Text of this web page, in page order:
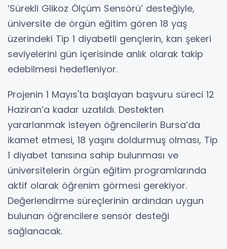
‘Sürekli Glikoz Ölçüm Sensörü’ desteğiyle,
üniversite de örgün eğitim gören 18 yaş
üzerindeki Tip 1 diyabetli gençlerin, kan şekeri
seviyelerini gün içerisinde anlık olarak takip
edebilmesi hedefleniyor.
Projenin 1 Mayıs'ta başlayan başvuru süreci 12
Haziran’a kadar uzatıldı. Destekten
yararlanmak isteyen öğrencilerin Bursa’da
ikamet etmesi, 18 yaşını doldurmuş olması, Tip
1 diyabet tanısına sahip bulunması ve
üniversitelerin örgün eğitim programlarında
aktif olarak öğrenim görmesi gerekiyor.
Değerlendirme süreçlerinin ardından uygun
bulunan öğrencilere sensör desteği
sağlanacak.